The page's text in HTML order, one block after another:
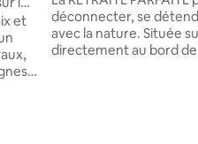
et
déconnecter, se
avec la nature. Située sur une falaise
directement au bord